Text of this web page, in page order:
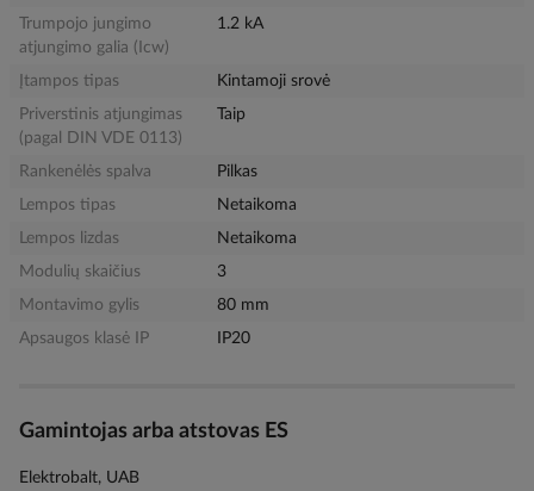
Trumpojo jungimo
atjungimo galia (Icw)
1.2 kA
Įtampos tipas
Kintamoji srovė
Priverstinis atjungimas
(pagal DIN VDE 0113)
Taip
Rankenėlės spalva
Pilkas
Lempos tipas
Netaikoma
Lempos lizdas
Netaikoma
Modulių skaičius
3
Montavimo gylis
80 mm
Apsaugos klasė IP
IP20
Gamintojas arba atstovas ES
Elektrobalt, UAB